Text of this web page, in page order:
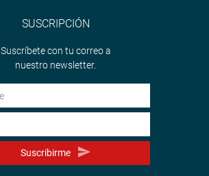
SUSCRIPCIÓN
Suscríbete con tu correo a
nuestro newsletter.
Suscribirme